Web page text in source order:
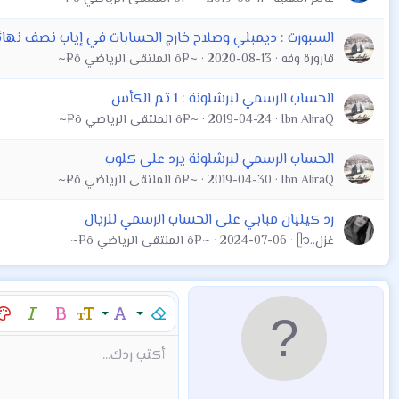
السبورت : ديمبلي وصلاح خارج الحسابات في إياب نصف
قارورة وفه 2020-08-13 ~¤ô الملتقى الرياضي ô¤~
الحساب الرسمي لبرشلونة : 1 ثم الكأس
Ibn AliraQ
2019-04-24 ~¤ô الملتقى الرياضي ô¤~
الحساب الرسمي لبرشلونة يرد على كلوب
Ibn AliraQ
2019-04-30 ~¤ô الملتقى الرياضي ô¤~
رد كيليان مبابي على الحساب الرسمي للريال
غزل..ᥫ᭡ 2024-07-06 ~¤ô الملتقى الرياضي ô¤~
إزالة التنسيقعائلة الخط
Arial
Book Antiqua
حجم الخط
9
10
غامق مائل
نص مخفي مضمن
إقتباسشراء المنتجMod:Alert
Mod:Warning
Mod:Infoإدراج خط أفقي
محتوى مخفي
كودأكتب ردك...